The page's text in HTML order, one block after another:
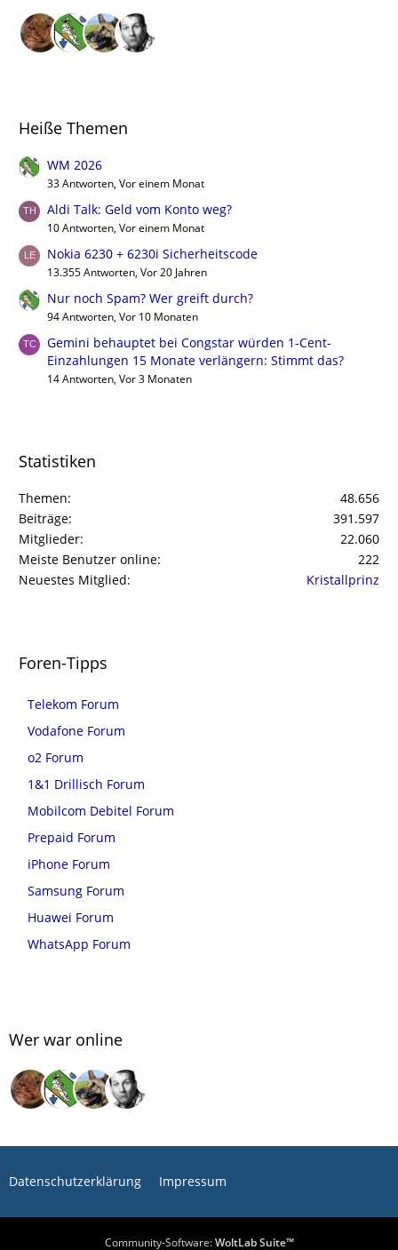
Heiße Themen
WM 2026
33 Antworten, Vor einem Monat
Aldi Talk: Geld vom Konto weg?
10 Antworten, Vor einem Monat
Nokia 6230 + 6230i Sicherheitscode
13.355 Antworten, Vor 20 Jahren
Nur noch Spam? Wer greift durch?
94 Antworten, Vor 10 Monaten
Gemini behauptet bei Congstar würden 1-Cent-
Einzahlungen 15 Monate verlängern: Stimmt das?
14 Antworten, Vor 3 Monaten
Statistiken
Themen
48.656
Beiträge
391.597
Mitglieder
22.060
Meiste Benutzer online
222
Neuestes Mitglied
Kristallprinz
Foren-Tipps
Telekom Forum
Vodafone Forum
o2 Forum
1&1 Drillisch Forum
Mobilcom Debitel Forum
Prepaid Forum
iPhone Forum
Samsung Forum
Huawei Forum
WhatsApp Forum
Wer war online
Datenschutzerklärung Impressum
Community-Software:WoltLab Suite™